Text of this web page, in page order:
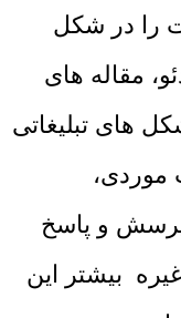
را در شکل
مقاله های
های تبلیغاتی
موردی،
پرسش و پاسخ
بیشتر این